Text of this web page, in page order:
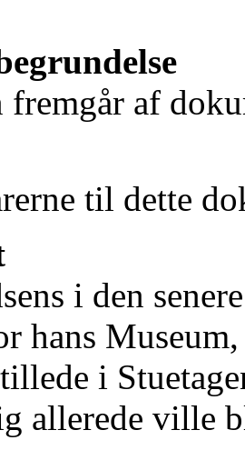
fremgår af
til dette
i den
hans
i
allerede ville